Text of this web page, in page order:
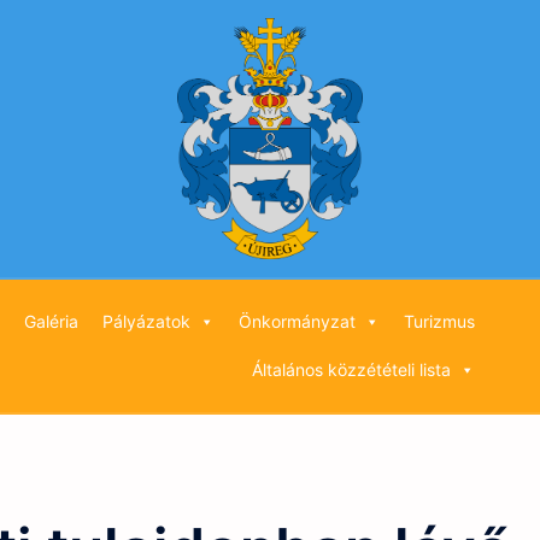
Galéria Pályázatok Önkormányzat Turizmus
Általános közzétételi lista